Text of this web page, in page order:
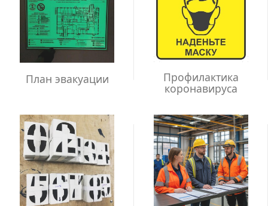
План эвакуации Профилактика
коронавируса